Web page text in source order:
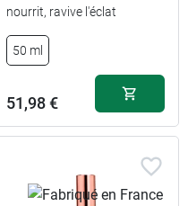
nourrit, ravive l'éclat
50 ml
51,98 €